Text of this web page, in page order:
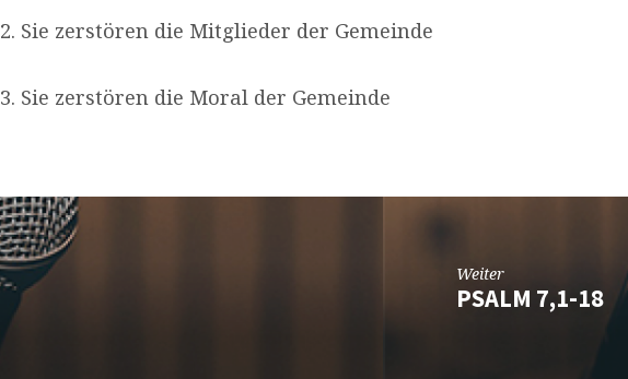
2. Sie zerstören die Mitglieder der Gemeinde
3. Sie zerstören die Moral der Gemeinde
Weiter
PSALM 7,1-18